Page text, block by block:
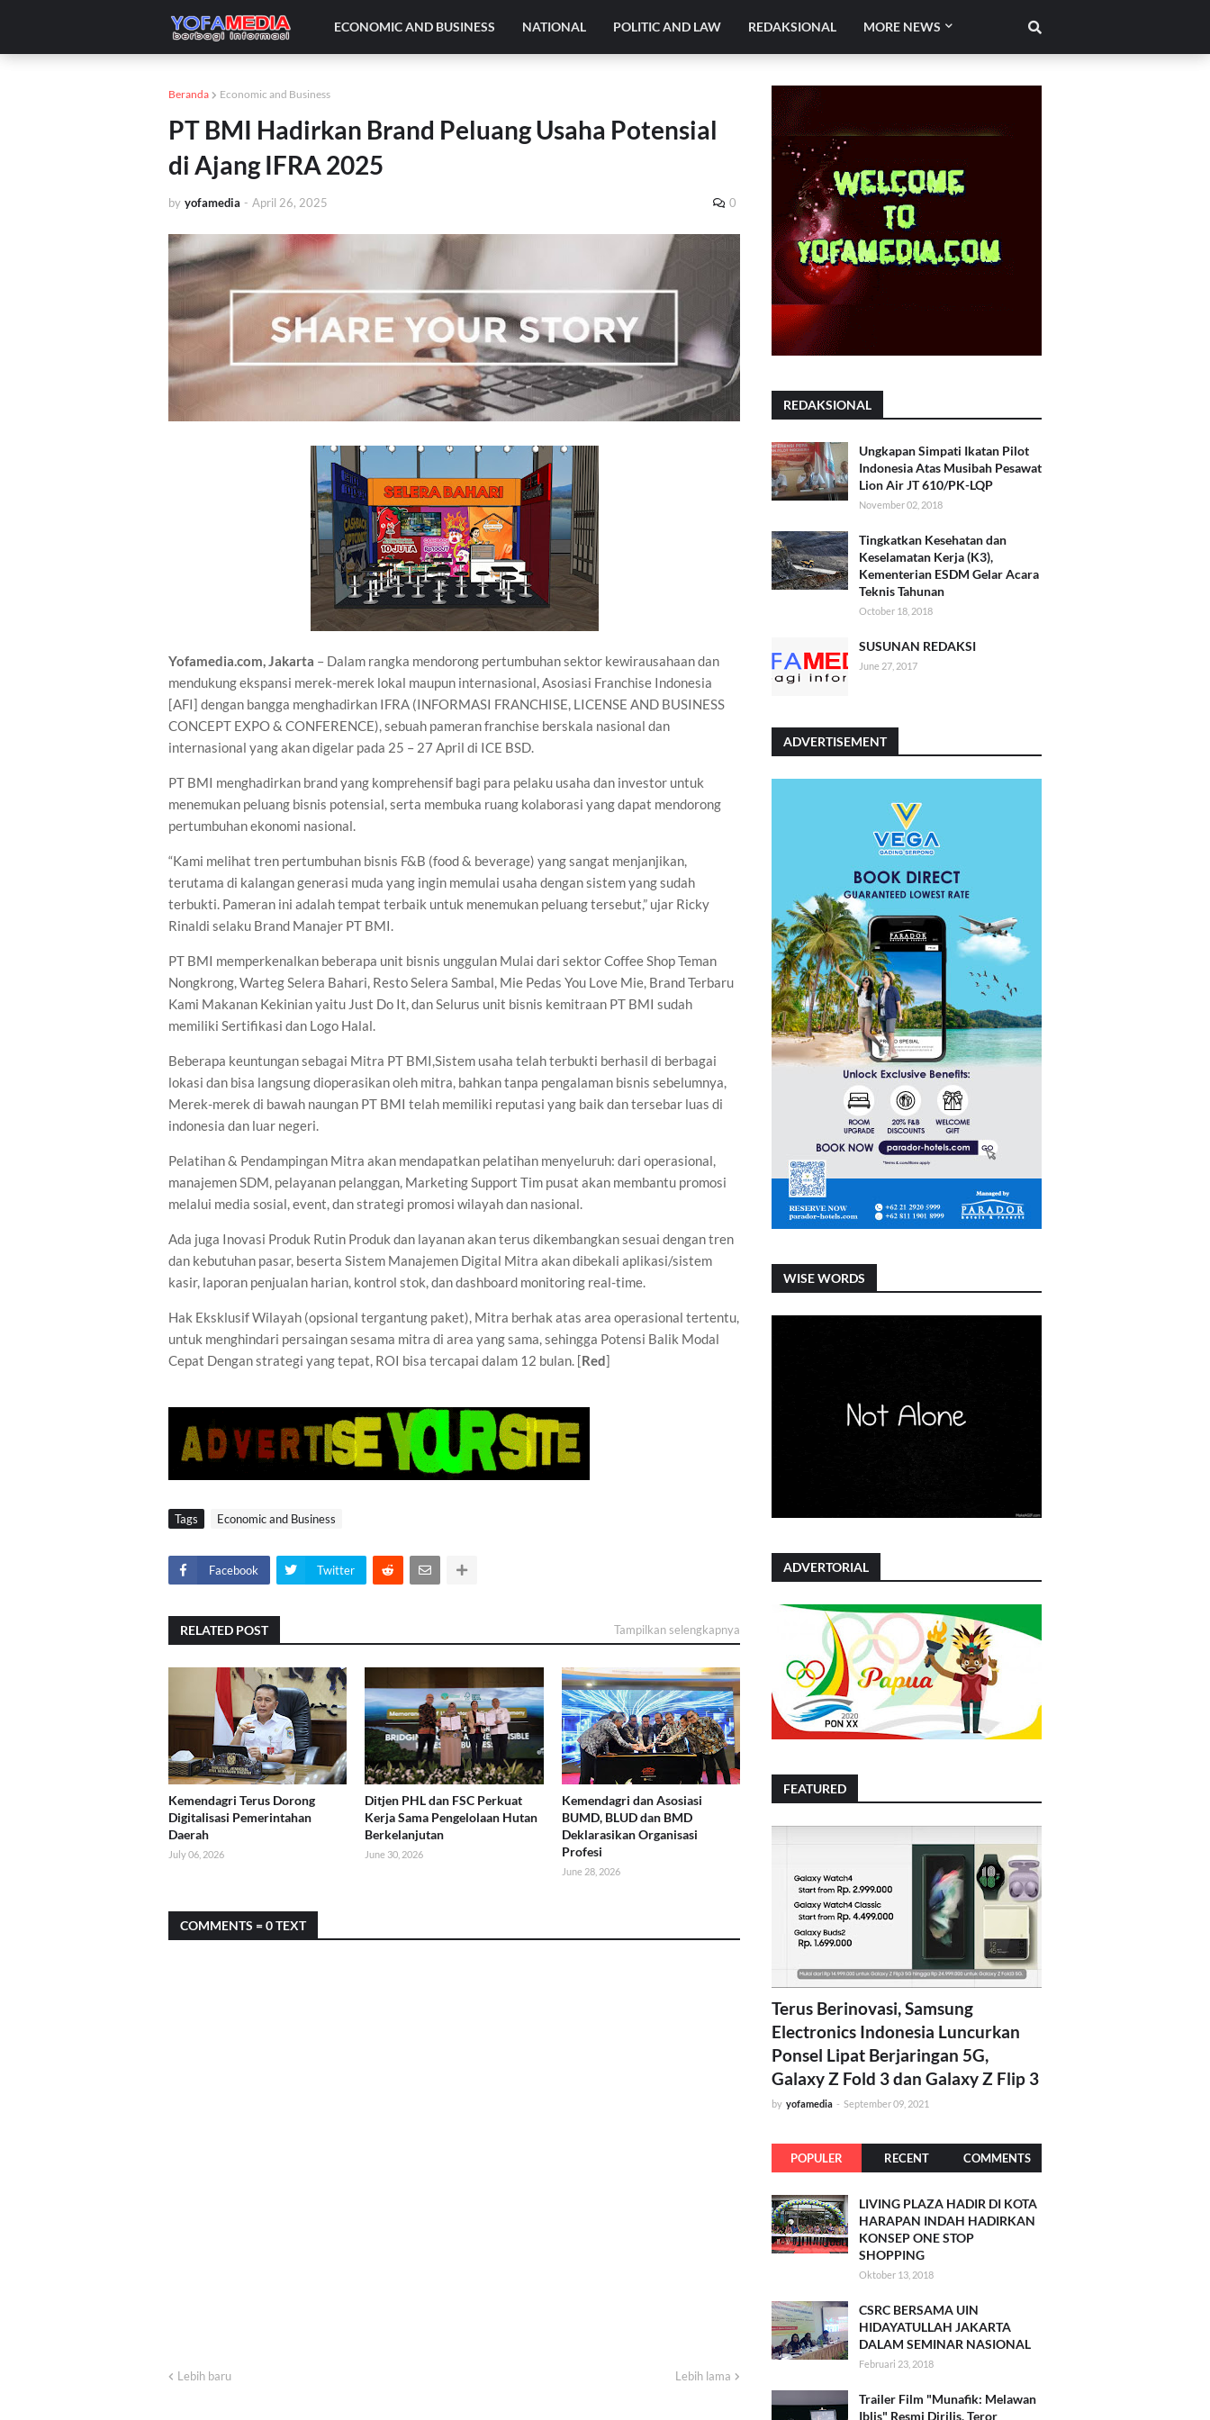
ECONOMIC AND BUSINESS NATIONAL POLITIC AND LAW REDAKSIONAL MORE NEWS
Beranda Economic and Business
PT BMI Hadirkan Brand Peluang Usaha Potensial
di Ajang IFRA 2025
by yofamedia - April 26, 2025 0
Yofamedia.com, Jakarta – Dalam rangka mendorong pertumbuhan sektor kewirausahaan dan
mendukung ekspansi merek-merek lokal maupun internasional, Asosiasi Franchise Indonesia
[AFI] dengan bangga menghadirkan IFRA (INFORMASI FRANCHISE, LICENSE AND BUSINESS
CONCEPT EXPO & CONFERENCE), sebuah pameran franchise berskala nasional dan
internasional yang akan digelar pada 25 – 27 April di ICE BSD.
PT BMI menghadirkan brand yang komprehensif bagi para pelaku usaha dan investor untuk
menemukan peluang bisnis potensial, serta membuka ruang kolaborasi yang dapat mendorong
pertumbuhan ekonomi nasional.
“Kami melihat tren pertumbuhan bisnis F&B (food & beverage) yang sangat menjanjikan,
terutama di kalangan generasi muda yang ingin memulai usaha dengan sistem yang sudah
terbukti. Pameran ini adalah tempat terbaik untuk menemukan peluang tersebut,” ujar Ricky
Rinaldi selaku Brand Manajer PT BMI.
PT BMI memperkenalkan beberapa unit bisnis unggulan Mulai dari sektor Coffee Shop Teman
Nongkrong, Warteg Selera Bahari, Resto Selera Sambal, Mie Pedas You Love Mie, Brand Terbaru
Kami Makanan Kekinian yaitu Just Do It, dan Selurus unit bisnis kemitraan PT BMI sudah
memiliki Sertifikasi dan Logo Halal.
Beberapa keuntungan sebagai Mitra PT BMI,Sistem usaha telah terbukti berhasil di berbagai
lokasi dan bisa langsung dioperasikan oleh mitra, bahkan tanpa pengalaman bisnis sebelumnya,
Merek-merek di bawah naungan PT BMI telah memiliki reputasi yang baik dan tersebar luas di
indonesia dan luar negeri.
Pelatihan & Pendampingan Mitra akan mendapatkan pelatihan menyeluruh: dari operasional,
manajemen SDM, pelayanan pelanggan, Marketing Support Tim pusat akan membantu promosi
melalui media sosial, event, dan strategi promosi wilayah dan nasional.
Ada juga Inovasi Produk Rutin Produk dan layanan akan terus dikembangkan sesuai dengan tren
dan kebutuhan pasar, beserta Sistem Manajemen Digital Mitra akan dibekali aplikasi/sistem
kasir, laporan penjualan harian, kontrol stok, dan dashboard monitoring real-time.
Hak Eksklusif Wilayah (opsional tergantung paket), Mitra berhak atas area operasional tertentu,
untuk menghindari persaingan sesama mitra di area yang sama, sehingga Potensi Balik Modal
Cepat Dengan strategi yang tepat, ROI bisa tercapai dalam 12 bulan. [Red]
Tags Economic and Business
Facebook Twitter
RELATED POST Tampilkan selengkapnya
Kemendagri Terus Dorong
Digitalisasi Pemerintahan
Daerah
July 06, 2026
Ditjen PHL dan FSC Perkuat
Kerja Sama Pengelolaan Hutan
Berkelanjutan
June 30, 2026
Kemendagri dan Asosiasi
BUMD, BLUD dan BMD
Deklarasikan Organisasi
Profesi
June 28, 2026
COMMENTS = 0 TEXT
Lebih baru Lebih lama
REDAKSIONAL
Ungkapan Simpati Ikatan Pilot
Indonesia Atas Musibah Pesawat
Lion Air JT 610/PK-LQP
November 02, 2018
Tingkatkan Kesehatan dan
Keselamatan Kerja (K3),
Kementerian ESDM Gelar Acara
Teknis Tahunan
October 18, 2018
SUSUNAN REDAKSI
June 27, 2017
ADVERTISEMENT
WISE WORDS
ADVERTORIAL
FEATURED
Terus Berinovasi, Samsung
Electronics Indonesia Luncurkan
Ponsel Lipat Berjaringan 5G,
Galaxy Z Fold 3 dan Galaxy Z Flip 3
by yofamedia - September 09, 2021
POPULER RECENT COMMENTS
LIVING PLAZA HADIR DI KOTA
HARAPAN INDAH HADIRKAN
KONSEP ONE STOP
SHOPPING
Oktober 13, 2018
CSRC BERSAMA UIN
HIDAYATULLAH JAKARTA
DALAM SEMINAR NASIONAL
Februari 23, 2018
Trailer Film "Munafik: Melawan
Iblis" Resmi Dirilis, Teror